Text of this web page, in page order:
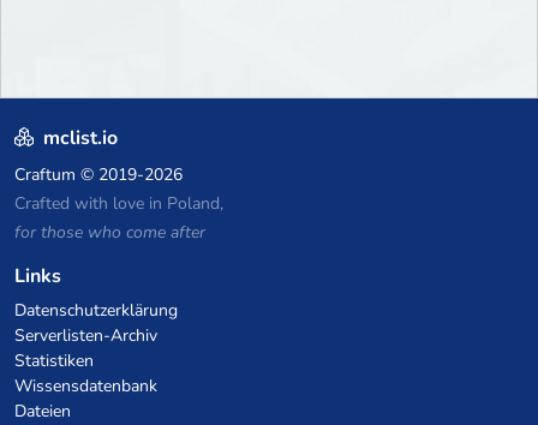
mclist.io
Craftum © 2019-2026
Crafted with love in Poland,
for those who come after
Links
Datenschutzerklärung
Serverlisten-Archiv
Statistiken
Wissensdatenbank
Dateien